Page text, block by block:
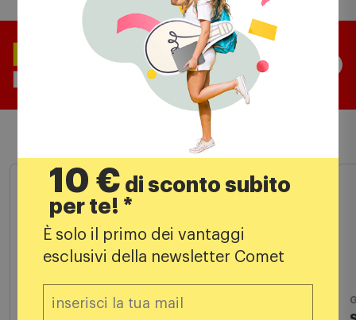
Prodotti simili
Casse bluetooth
10 € di sconto subito
per te! *
È solo il primo dei vantaggi
esclusivi della newsletter Comet